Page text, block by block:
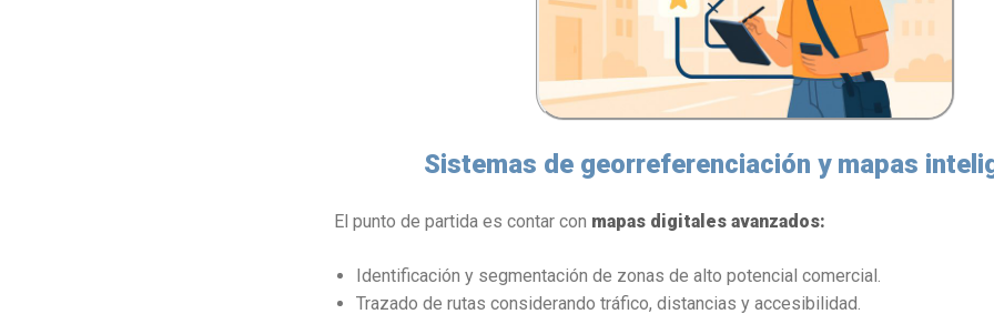
Sistemas de georreferenciación y mapas
El punto de partida es contar con mapas digitales avanzados:
Identificación y segmentación de zonas de alto potencial comercial.
Trazado de rutas considerando tráfico, distancias y accesibilidad.